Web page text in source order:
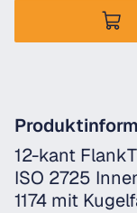
12-kant
ISO 2725
1174 mit